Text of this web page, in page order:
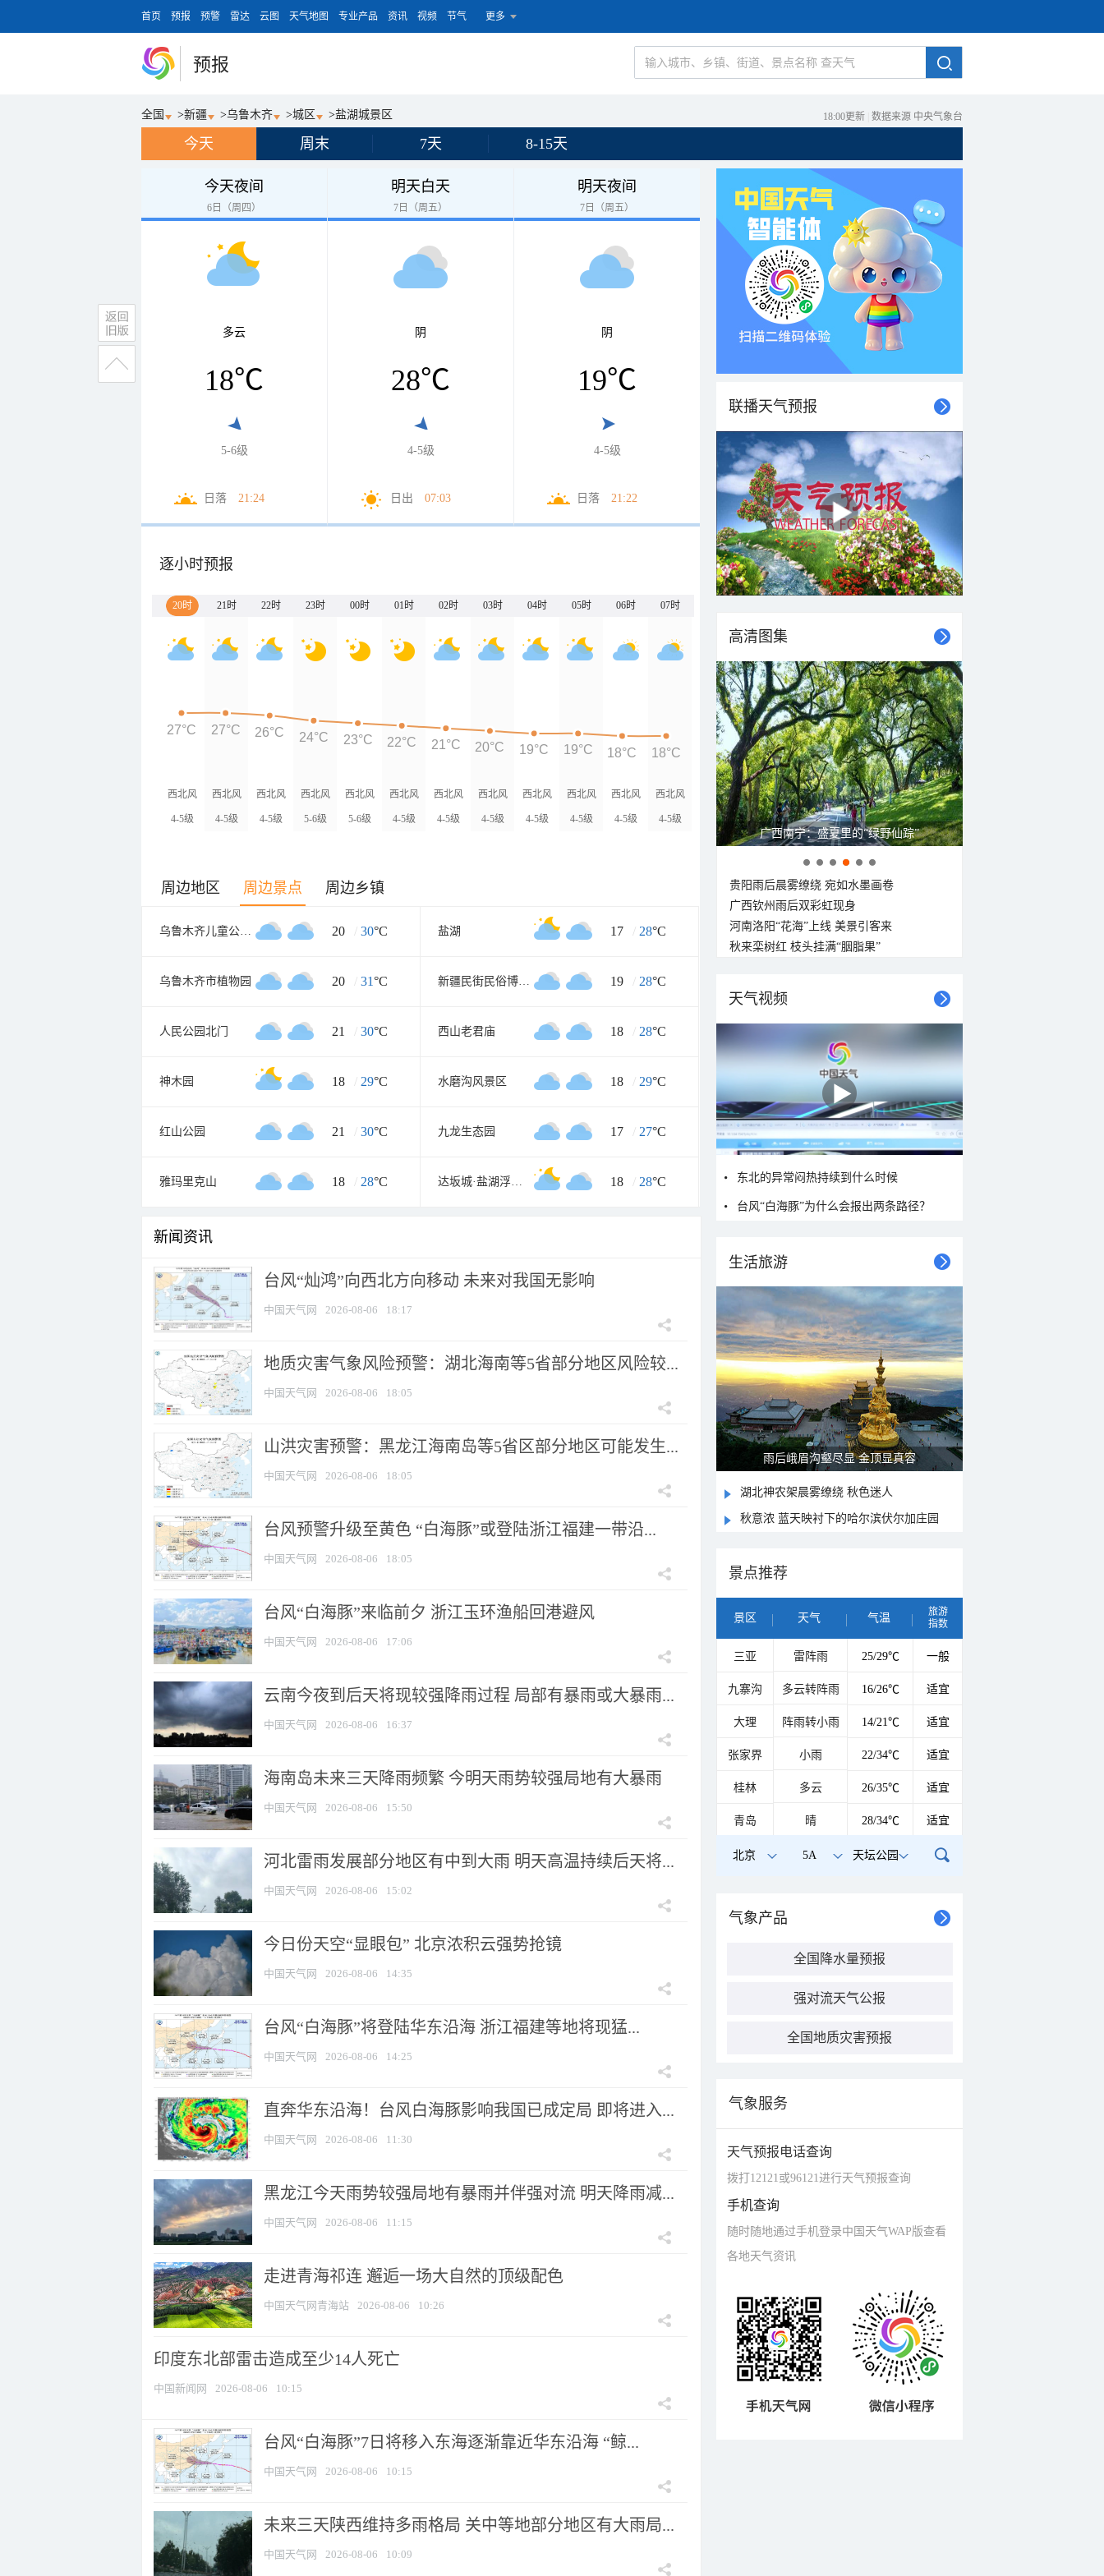
首页 预报 预警 雷达 云图 天气地图 专业产品 资讯 视频 节气 更多
预报
全国 >新疆 >乌鲁木齐 >城区 >盐湖城景区 18:00更新 数据来源 中央气象台
今天 周末 7天 8-15天
今天夜间
6日（周四）
多云
18℃
5-6级
日落 21:24
明天白天
7日（周五）
阴
28℃
4-5级
日出 07:03
明天夜间
7日（周五）
阴
19℃
4-5级
日落 21:22
逐小时预报
20时 21时 22时 23时 00时 01时 02时 03时 04时 05时 06时 07时
西北风
4-5级
西北风
4-5级
西北风
4-5级
西北风
5-6级
西北风
5-6级
西北风
4-5级
西北风
4-5级
西北风
4-5级
西北风
4-5级
西北风
4-5级
西北风
4-5级
西北风
4-5级
27°C 27°C 26°C 24°C 23°C 22°C 21°C 20°C 19°C 19°C 18°C 18°C
周边地区 周边景点 周边乡镇
乌鲁木齐儿童公园北门 20 / 30°C 盐湖 17 / 28°C
乌鲁木齐市植物园 20 / 31°C 新疆民街民俗博物馆 19 / 28°C
人民公园北门 21 / 30°C 西山老君庙 18 / 28°C
神木园 18 / 29°C 水磨沟风景区 18 / 29°C
红山公园 21 / 30°C 九龙生态园 17 / 27°C
雅玛里克山 18 / 28°C 达坂城·盐湖浮乐园 18 / 28°C
新闻资讯
台风“灿鸿”向西北方向移动 未来对我国无影响
中国天气网 2026-08-06 18:17
地质灾害气象风险预警：湖北海南等5省部分地区风险较...
中国天气网 2026-08-06 18:05
山洪灾害预警：黑龙江海南岛等5省区部分地区可能发生...
中国天气网 2026-08-06 18:05
台风预警升级至黄色 “白海豚”或登陆浙江福建一带沿...
中国天气网 2026-08-06 18:05
台风“白海豚”来临前夕 浙江玉环渔船回港避风
中国天气网 2026-08-06 17:06
云南今夜到后天将现较强降雨过程 局部有暴雨或大暴雨...
中国天气网 2026-08-06 16:37
海南岛未来三天降雨频繁 今明天雨势较强局地有大暴雨
中国天气网 2026-08-06 15:50
河北雷雨发展部分地区有中到大雨 明天高温持续后天将...
中国天气网 2026-08-06 15:02
今日份天空“显眼包” 北京浓积云强势抢镜
中国天气网 2026-08-06 14:35
台风“白海豚”将登陆华东沿海 浙江福建等地将现猛...
中国天气网 2026-08-06 14:25
直奔华东沿海！台风白海豚影响我国已成定局 即将进入...
中国天气网 2026-08-06 11:30
黑龙江今天雨势较强局地有暴雨并伴强对流 明天降雨减...
中国天气网 2026-08-06 11:15
走进青海祁连 邂逅一场大自然的顶级配色
中国天气网青海站 2026-08-06 10:26
印度东北部雷击造成至少14人死亡
中国新闻网 2026-08-06 10:15
台风“白海豚”7日将移入东海逐渐靠近华东沿海 “鲸...
中国天气网 2026-08-06 10:15
未来三天陕西维持多雨格局 关中等地部分地区有大雨局...
中国天气网 2026-08-06 10:09
联播天气预报
高清图集
广西南宁：盛夏里的“绿野仙踪”
贵阳雨后晨雾缭绕 宛如水墨画卷
广西钦州雨后双彩虹现身
河南洛阳“花海”上线 美景引客来
秋来栾树红 枝头挂满“胭脂果”
天气视频
东北的异常闷热持续到什么时候
台风“白海豚”为什么会报出两条路径？
生活旅游
雨后峨眉沟壑尽显 金顶显真容
湖北神农架晨雾缭绕 秋色迷人
秋意浓 蓝天映衬下的哈尔滨伏尔加庄园
景点推荐
景区 天气 气温
旅游
指数
三亚 雷阵雨 25/29℃ 一般
九寨沟 多云转阵雨 16/26℃ 适宜
大理 阵雨转小雨 14/21℃ 适宜
张家界 小雨 22/34℃ 适宜
桂林 多云 26/35℃ 适宜
青岛 晴 28/34℃ 适宜
北京 5A 天坛公园
气象产品
全国降水量预报
强对流天气公报
全国地质灾害预报
气象服务
天气预报电话查询
拨打12121或96121进行天气预报查询
手机查询
随时随地通过手机登录中国天气WAP版查看
各地天气资讯